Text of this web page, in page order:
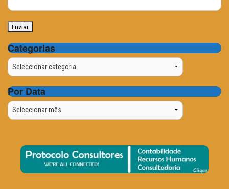
Categorias
Categorias
Por Data
Por
Data